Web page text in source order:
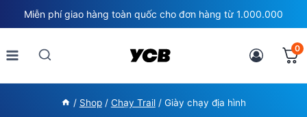
to
content
Miễn phí giao hàng toàn quốc cho đơn hàng từ 1.000.000
0
/ Shop / Chạy Trail / Giày chạy địa hình